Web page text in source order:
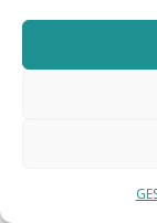
nous, Il
monde
même si